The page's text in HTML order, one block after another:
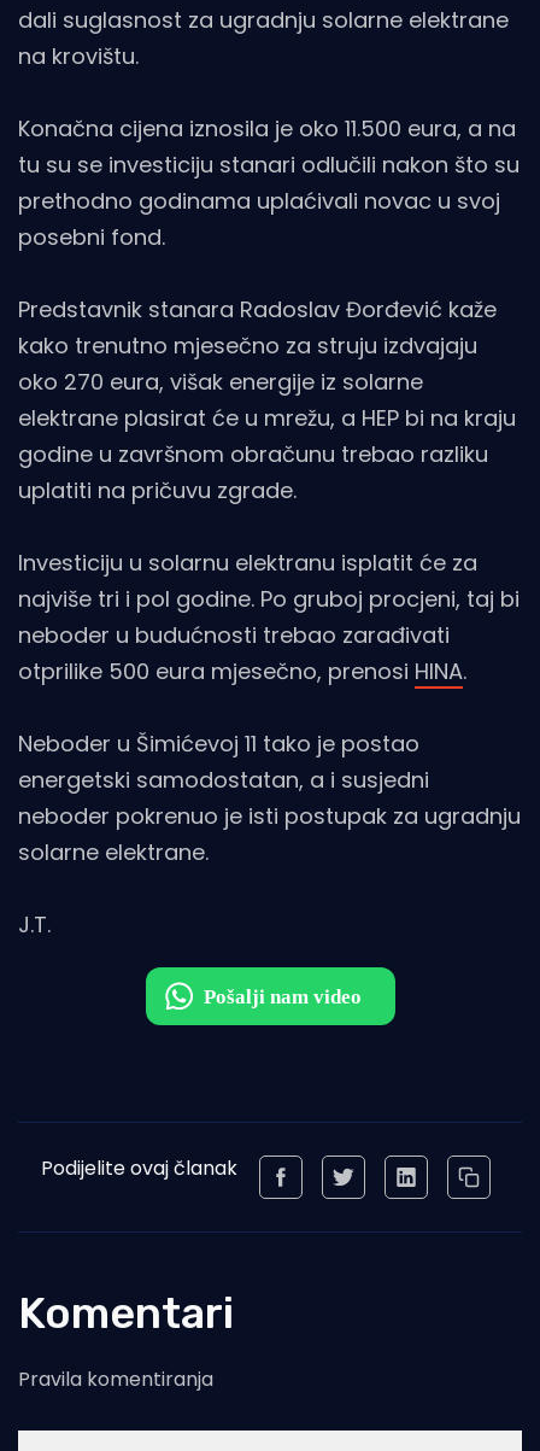
dali suglasnost za ugradnju solarne elektrane
na krovištu.
Konačna cijena iznosila je oko 11.500 eura, a na
tu su se investiciju stanari odlučili nakon što su
prethodno godinama uplaćivali novac u svoj
posebni fond.
Predstavnik stanara Radoslav Đorđević kaže
kako trenutno mjesečno za struju izdvajaju
oko 270 eura, višak energije iz solarne
elektrane plasirat će u mrežu, a HEP bi na kraju
godine u završnom obračunu trebao razliku
uplatiti na pričuvu zgrade.
Investiciju u solarnu elektranu isplatit će za
najviše tri i pol godine. Po gruboj procjeni, taj bi
neboder u budućnosti trebao zarađivati
otprilike 500 eura mjesečno, prenosi HINA.
Neboder u Šimićevoj 11 tako je postao
energetski samodostatan, a i susjedni
neboder pokrenuo je isti postupak za ugradnju
solarne elektrane.
J.T.
Podijelite ovaj članak
Komentari
Pravila komentiranja